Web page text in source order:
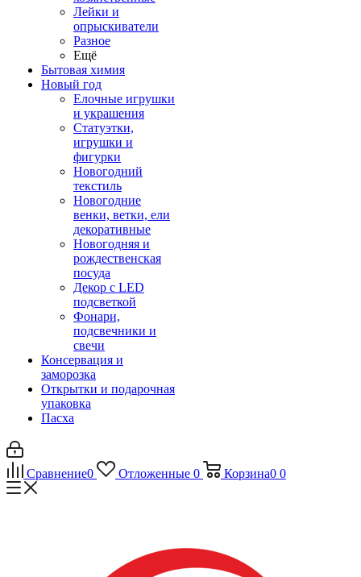
Лейки и
опрыскиватели
Разное
Ещё
Бытовая химия
Новый год
Елочные игрушки
и украшения
Статуэтки,
игрушки и
фигурки
Новогодний
текстиль
Новогодние
венки, ветки, ели
декоративные
Новогодняя и
рождественская
посуда
Декор с LED
подсветкой
Фонари,
подсвечники и
свечи
Консервация и
заморозка
Открытки и подарочная
упаковка
Пасха
Сравнение0 Отложенные 0 Корзина0 0